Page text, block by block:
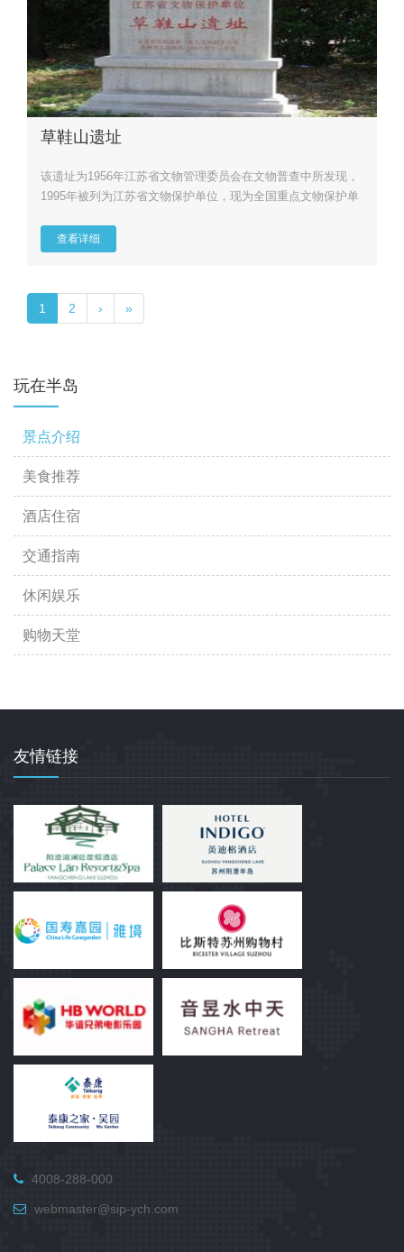
草鞋山遗址
该遗址为1956年江苏省文物管理委员会在文物普查中所发现，
1995年被列为江苏省文物保护单位，现为全国重点文物保护单
查看详细
1 2 › »
玩在半岛
景点介绍
美食推荐
酒店住宿
交通指南
休闲娱乐
购物天堂
友情链接
4008-288-000
webmaster@sip-ych.com